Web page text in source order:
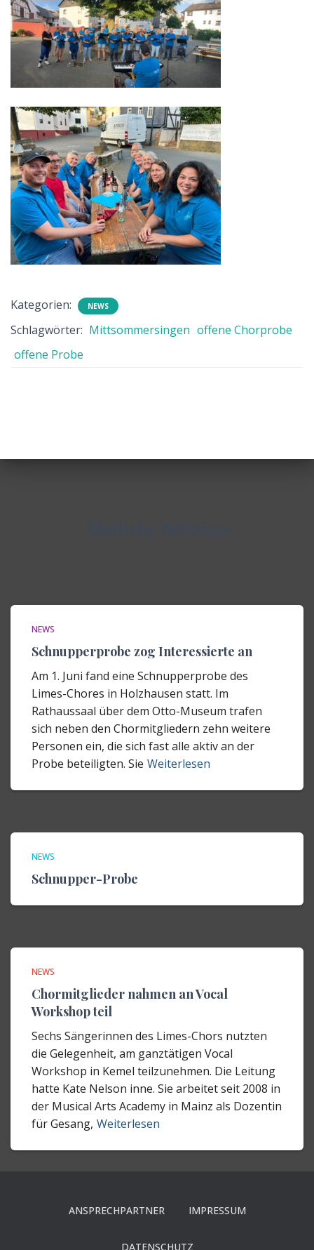
Kategorien: NEWS
Schlagwörter: Mittsommersingen offene Chorprobe
offene Probe
NEWS
Schnupperprobe zog Interessierte an
Am 1. Juni fand eine Schnupperprobe des
Limes-Chores in Holzhausen statt. Im
Rathaussaal über dem Otto-Museum trafen
sich neben den Chormitgliedern zehn weitere
Personen ein, die sich fast alle aktiv an der
Probe beteiligten. Sie Weiterlesen
NEWS
Schnupper-Probe
NEWS
Chormitglieder nahmen an Vocal
Workshop teil
Sechs Sängerinnen des Limes-Chors nutzten
die Gelegenheit, am ganztätigen Vocal
Workshop in Kemel teilzunehmen. Die Leitung
hatte Kate Nelson inne. Sie arbeitet seit 2008 in
der Musical Arts Academy in Mainz als Dozentin
für Gesang, Weiterlesen
ANSPRECHPARTNER IMPRESSUM
DATENSCHUTZ